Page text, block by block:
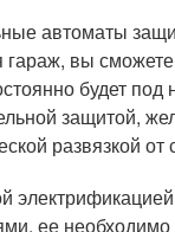
автоматы
вы сможете
будет под
защитой,
развязкой от
ее необходимо